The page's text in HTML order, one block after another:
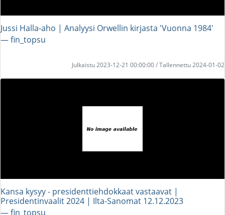
Jussi Halla-aho | Analyysi Orwellin kirjasta 'Vuonna 1984'
― fin_topsu
Julkaistu 2023-12-21 00:00:00 / Tallennettu 2024-01-02
Kansa kysyy - presidenttiehdokkaat vastaavat |
Presidentinvaalit 2024 | Ilta-Sanomat 12.12.2023
― fin_topsu